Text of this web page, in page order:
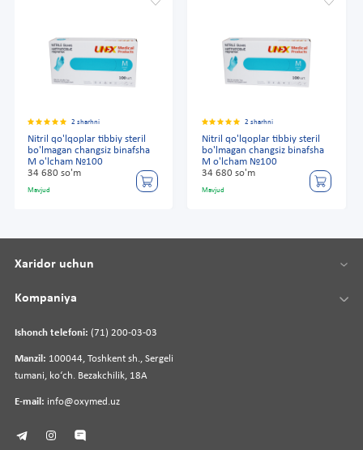
2 sharhni
Nitril qo'lqoplar tibbiy steril
bo'lmagan changsiz binafsha
M o'lcham №100
34 680 so'm
Mavjud
2 sharhni
Nitril qo'lqoplar tibbiy steril
bo'lmagan changsiz binafsha
M o'lcham №100
34 680 so'm
Mavjud
Ishonch telefoni: (71) 200-03-03
Manzil: 100044, Toshkent sh., Sergeli
tumani, koʻch. Bezakchilik, 18A
E-mail: info@oxymed.uz
Xaridor uchun
Kompaniya